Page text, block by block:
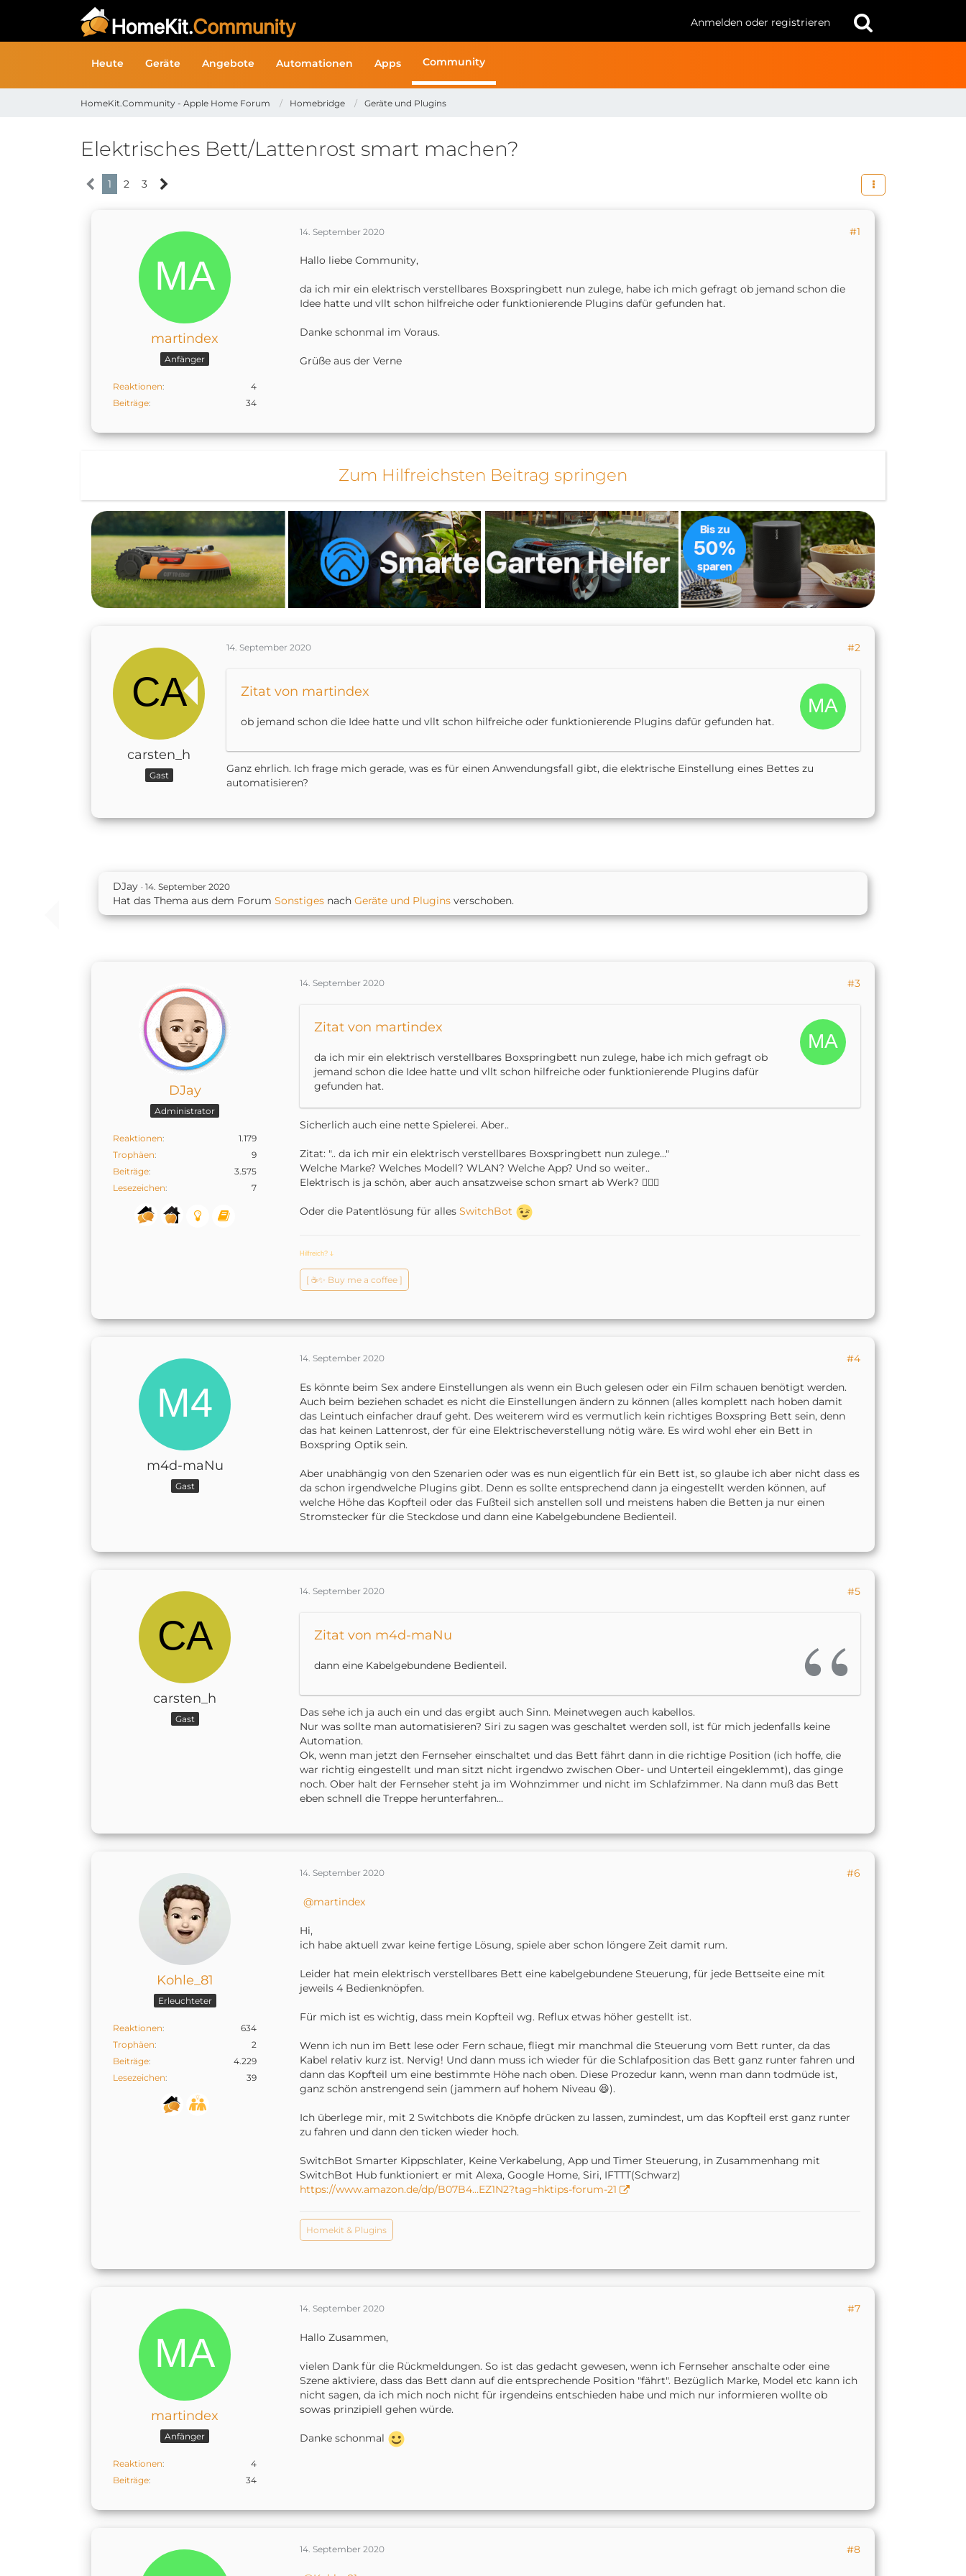
Anmelden oder registrieren
Heute Geräte Angebote Automationen Apps Community
HomeKit.Community - Apple Home Forum Homebridge Geräte und Plugins
Elektrisches Bett/Lattenrost smart machen?
1 2 3
martindex
Anfänger
Reaktionen
4
Beiträge
34
14. September 2020 #1
Hallo liebe Community,
da ich mir ein elektrisch verstellbares Boxspringbett nun zulege, habe ich mich gefragt ob jemand schon die
Idee hatte und vllt schon hilfreiche oder funktionierende Plugins dafür gefunden hat.
Danke schonmal im Voraus.
Grüße aus der Verne
Zum Hilfreichsten Beitrag springen
carsten_h
Gast
14. September 2020 #2
Zitat von martindex
ob jemand schon die Idee hatte und vllt schon hilfreiche oder funktionierende Plugins dafür gefunden hat.
Ganz ehrlich. Ich frage mich gerade, was es für einen Anwendungsfall gibt, die elektrische Einstellung eines Bettes zu
automatisieren?
DJay 14. September 2020
Hat das Thema aus dem Forum Sonstiges nach Geräte und Plugins verschoben.
DJay
Administrator
Reaktionen
1.179
Trophäen
9
Beiträge
3.575
Lesezeichen
7
14. September 2020 #3
Zitat von martindex
da ich mir ein elektrisch verstellbares Boxspringbett nun zulege, habe ich mich gefragt ob
jemand schon die Idee hatte und vllt schon hilfreiche oder funktionierende Plugins dafür
gefunden hat.
Sicherlich auch eine nette Spielerei. Aber..
Zitat: ".. da ich mir ein elektrisch verstellbares Boxspringbett nun zulege..."
Welche Marke? Welches Modell? WLAN? Welche App? Und so weiter..
Elektrisch is ja schön, aber auch ansatzweise schon smart ab Werk? 🤷🏼‍♂️
Oder die Patentlösung für alles SwitchBot
Hilfreich? ↆ
[ ☕️✨ Buy me a coffee ]
m4d-maNu
Gast
14. September 2020 #4
Es könnte beim Sex andere Einstellungen als wenn ein Buch gelesen oder ein Film schauen benötigt werden.
Auch beim beziehen schadet es nicht die Einstellungen ändern zu können (alles komplett nach hoben damit
das Leintuch einfacher drauf geht. Des weiterem wird es vermutlich kein richtiges Boxspring Bett sein, denn
das hat keinen Lattenrost, der für eine Elektrischeverstellung nötig wäre. Es wird wohl eher ein Bett in
Boxspring Optik sein.
Aber unabhängig von den Szenarien oder was es nun eigentlich für ein Bett ist, so glaube ich aber nicht dass es
da schon irgendwelche Plugins gibt. Denn es sollte entsprechend dann ja eingestellt werden können, auf
welche Höhe das Kopfteil oder das Fußteil sich anstellen soll und meistens haben die Betten ja nur einen
Stromstecker für die Steckdose und dann eine Kabelgebundene Bedienteil.
carsten_h
Gast
14. September 2020 #5
Zitat von m4d-maNu
dann eine Kabelgebundene Bedienteil.
Das sehe ich ja auch ein und das ergibt auch Sinn. Meinetwegen auch kabellos.
Nur was sollte man automatisieren? Siri zu sagen was geschaltet werden soll, ist für mich jedenfalls keine
Automation.
Ok, wenn man jetzt den Fernseher einschaltet und das Bett fährt dann in die richtige Position (ich hoffe, die
war richtig eingestellt und man sitzt nicht irgendwo zwischen Ober- und Unterteil eingeklemmt), das ginge
noch. Ober halt der Fernseher steht ja im Wohnzimmer und nicht im Schlafzimmer. Na dann muß das Bett
eben schnell die Treppe herunterfahren...
Kohle_81
Erleuchteter
Reaktionen
634
Trophäen
2
Beiträge
4.229
Lesezeichen
39
14. September 2020 #6
martindex
Hi,
ich habe aktuell zwar keine fertige Lösung, spiele aber schon löngere Zeit damit rum.
Leider hat mein elektrisch verstellbares Bett eine kabelgebundene Steuerung, für jede Bettseite eine mit
jeweils 4 Bedienknöpfen.
Für mich ist es wichtig, dass mein Kopfteil wg. Reflux etwas höher gestellt ist.
Wenn ich nun im Bett lese oder Fern schaue, fliegt mir manchmal die Steuerung vom Bett runter, da das
Kabel relativ kurz ist. Nervig! Und dann muss ich wieder für die Schlafposition das Bett ganz runter fahren und
dann das Kopfteil um eine bestimmte Höhe nach oben. Diese Prozedur kann, wenn man dann todmüde ist,
ganz schön anstrengend sein (jammern auf hohem Niveau 😆).
Ich überlege mir, mit 2 Switchbots die Knöpfe drücken zu lassen, zumindest, um das Kopfteil erst ganz runter
zu fahren und dann den ticken wieder hoch.
SwitchBot Smarter Kippschlater, Keine Verkabelung, App und Timer Steuerung, in Zusammenhang mit
SwitchBot Hub funktioniert er mit Alexa, Google Home, Siri, IFTTT(Schwarz)
https://www.amazon.de/dp/B07B4…EZ1N2?tag=hktips-forum-21
Homekit & Plugins
martindex
Anfänger
Reaktionen
4
Beiträge
34
14. September 2020 #7
Hallo Zusammen,
vielen Dank für die Rückmeldungen. So ist das gedacht gewesen, wenn ich Fernseher anschalte oder eine
Szene aktiviere, dass das Bett dann auf die entsprechende Position "fährt". Bezüglich Marke, Model etc kann ich
nicht sagen, da ich mich noch nicht für irgendeins entschieden habe und mich nur informieren wollte ob
sowas prinzipiell gehen würde.
Danke schonmal
14. September 2020 #8